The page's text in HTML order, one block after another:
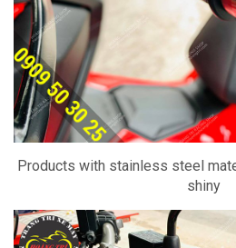
Products with stainless steel
shiny